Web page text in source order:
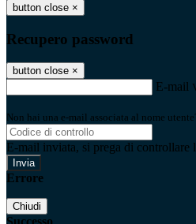
button close ×
Recupero password
button close ×
E-mail
Non hai una e-mail associata al nome
E-mail inviata, si prega di controllare
Errore
Chiudi